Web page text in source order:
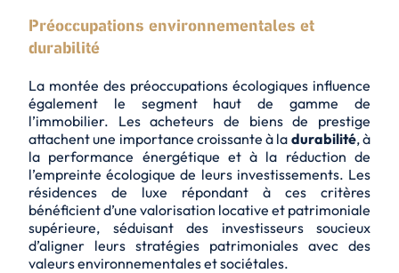
Préoccupations environnementales et
durabilité
La montée des préoccupations écologiques influence
également le segment haut de gamme de
l’immobilier. Les acheteurs de biens de prestige
attachent une importance croissante à la durabilité, à
la performance énergétique et à la réduction de
l’empreinte écologique de leurs investissements. Les
résidences de luxe répondant à ces critères
bénéficient d’une valorisation locative et patrimoniale
supérieure, séduisant des investisseurs soucieux
d’aligner leurs stratégies patrimoniales avec des
valeurs environnementales et sociétales.